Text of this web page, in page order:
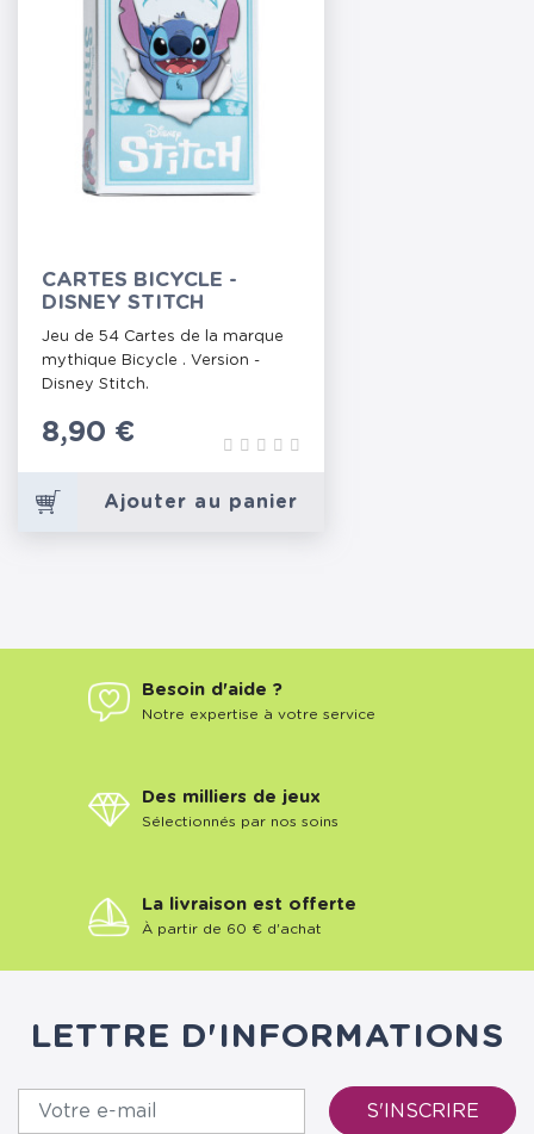
CARTES BICYCLE -
DISNEY STITCH
Jeu de 54 Cartes de la marque
mythique Bicycle . Version -
Disney Stitch.
Prix
8,90 €
Ajouter au panier
Besoin d'aide ?
Notre expertise à votre service
Des milliers de jeux
Sélectionnés par nos soins
La livraison est offerte
À partir de 60 € d'achat
LETTRE D'INFORMATIONS